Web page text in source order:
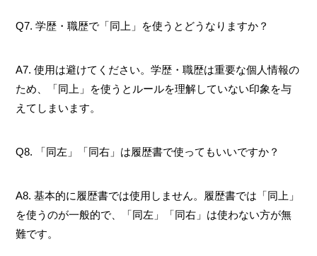
Q7. 学歴・職歴で「同上」を使うとどうなりますか？
A7. 使用は避けてください。学歴・職歴は重要な個人情報の
ため、「同上」を使うとルールを理解していない印象を与
えてしまいます。
Q8. 「同左」「同右」は履歴書で使ってもいいですか？
A8. 基本的に履歴書では使用しません。履歴書では「同上」
を使うのが一般的で、「同左」「同右」は使わない方が無
難です。